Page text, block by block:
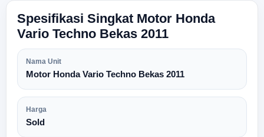
Spesifikasi Singkat Motor Honda
Vario Techno Bekas 2011
Nama Unit
Motor Honda Vario Techno Bekas 2011
Harga
Sold